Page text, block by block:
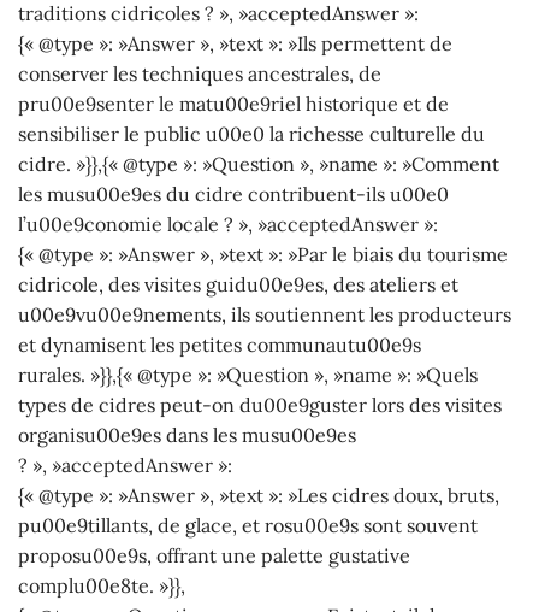
traditions cidricoles ? », »acceptedAnswer »:
{« @type »: »Answer », »text »: »Ils permettent de
conserver les techniques ancestrales, de
pru00e9senter le matu00e9riel historique et de
sensibiliser le public u00e0 la richesse culturelle du
cidre. »}},{« @type »: »Question », »name »: »Comment
les musu00e9es du cidre contribuent-ils u00e0
l’u00e9conomie locale ? », »acceptedAnswer »:
{« @type »: »Answer », »text »: »Par le biais du tourisme
cidricole, des visites guidu00e9es, des ateliers et
u00e9vu00e9nements, ils soutiennent les producteurs
et dynamisent les petites communautu00e9s
rurales. »}},{« @type »: »Question », »name »: »Quels
types de cidres peut-on du00e9guster lors des visites
organisu00e9es dans les musu00e9es
? », »acceptedAnswer »:
{« @type »: »Answer », »text »: »Les cidres doux, bruts,
pu00e9tillants, de glace, et rosu00e9s sont souvent
proposu00e9s, offrant une palette gustative
complu00e8te. »}},